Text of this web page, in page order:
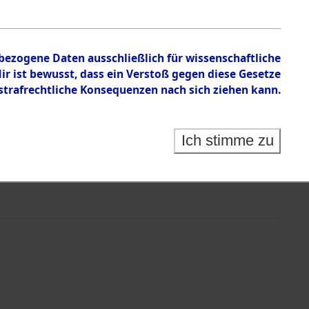
Daten ausschließlich für wissenschaftliche
bewusst, dass ein Verstoß gegen diese Gesetze
Konsequenzen nach sich ziehen kann.
Ich stimme zu